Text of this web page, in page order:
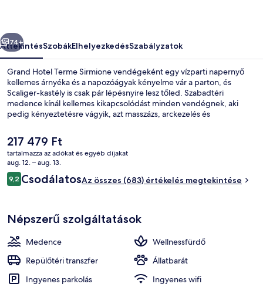
Következő
74+
ÁttekintésSzobákElhelyezkedésSzabályzatok
Grand Hotel Terme Sirmione vendégeként egy vízparti napernyő
kellemes árnyéka és a napozóágyak kényelme vár a parton, és
Scaliger-kastély is csak pár lépésnyire lesz tőled. Szabadtéri
medence kínál kellemes kikapcsolódást minden vendégnek, aki
pedig kényeztetésre vágyik, azt masszázs, arckezelés és
kínálata: olasz ételek. Az étterem reggelire, ebédre és vacsorára
egyaránt nyitva tart. A luxusszínvonalú hotel más fontos előnyei
például a következők: bár/társalgó, edzőterem és
fitneszlétesítmény. Más utazók imádják a hely következó jellemzőit:
segítőkész személyzet.
A
jelenlegi
ár
217 479 Ft
217 479 Ft
tartalmazza az adókat és egyéb díjakat
aug. 12. – aug. 13.
Értékelések
9,29,2 ennyiből: 10
CsodálatosAz összes (683) értékelés megtekintése
Népszerű szolgáltatások
Medence
Wellnessfürdő
Repülőtéri transzfer
Állatbarát
Ingyenes parkolás
Ingyenes wifi